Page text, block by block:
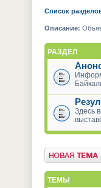
Список
Описание:
РАЗДЕЛ
Здесь
Новая тема
ТЕМЫ